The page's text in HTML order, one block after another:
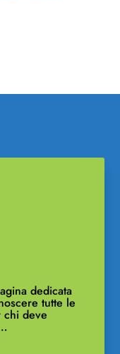
dedicata
tutte le
chi deve